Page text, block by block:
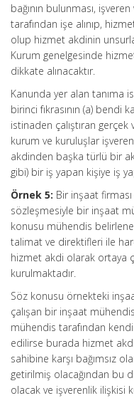
bağının bulunması,
tarafından işe alınıp,
olup hizmet akdinin
Kurum genelgesinde
dikkate alınacaktır.
Kanunda yer alan tanıma
birinci fıkrasının (a) bendi
istinaden çalıştıran
kurum ve kuruluşlar
akdinden başka türlü bir
gibi) bir iş yapan kişiye iş
Örnek 5: Bir inşaat
sözleşmesiyle bir inşaat
konusu mühendis
talimat ve direktifleri ile
hizmet akdi olarak ortaya
kurulmaktadır.
Söz konusu örnekteki
çalışan bir inşaat
mühendis tarafından
edilirse burada hizmet
sahibine karşı bağımsız
getirilmiş olacağından bu
olacak ve işverenlik ilişkisi